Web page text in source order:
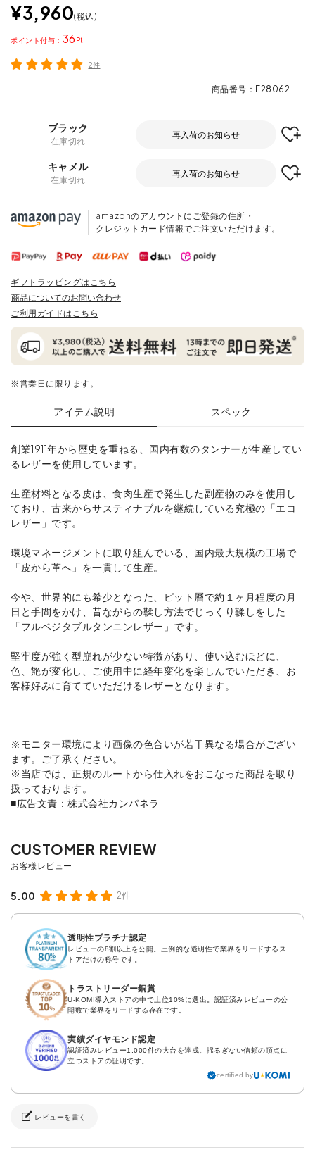
¥3,960 税込
36
ポイント
2件
商品番号 F28062
ブラック
在庫切れ
再入荷のお知らせ
キャメル
在庫切れ
再入荷のお知らせ
amazonのアカウントにご登録の住所・
クレジットカード情報でご注文いただけます。
ギフトラッピングはこちら
商品についてのお問い合わせ
ご利用ガイドはこちら
※営業日に限ります。
アイテム説明 スペック
創業1911年から歴史を重ねる、国内有数のタンナーが生産してい
るレザーを使用しています。
生産材料となる皮は、食肉生産で発生した副産物のみを使用し
ており、古来からサスティナブルを継続している究極の「エコ
レザー」です。
環境マネージメントに取り組んでいる、国内最大規模の工場で
「皮から革へ」を一貫して生産。
今や、世界的にも希少となった、ピット層で約１ヶ月程度の月
日と手間をかけ、昔ながらの鞣し方法でじっくり鞣しをした
「フルベジタブルタンニンレザー」です。
堅牢度が強く型崩れが少ない特徴があり、使い込むほどに、
色、艶が変化し、ご使用中に経年変化を楽しんでいただき、お
客様好みに育てていただけるレザーとなります。
※モニター環境により画像の色合いが若干異なる場合がござい
ます。ご了承ください。
※当店では、正規のルートから仕入れをおこなった商品を取り
扱っております。
■広告文責：株式会社カンパネラ
5.00 2件
透明性プラチナ認定
レビューの8割以上を公開。圧倒的な透明性で業界をリードするス
トアだけの称号です。
トラストリーダー銅賞
U-KOMI導入ストアの中で上位10%に選出。認証済みレビューの公
開数で業界をリードする存在です。
実績ダイヤモンド認定
認証済みレビュー1,000件の大台を達成。揺るぎない信頼の頂点に
立つストアの証明です。
certified by
レビューを書く